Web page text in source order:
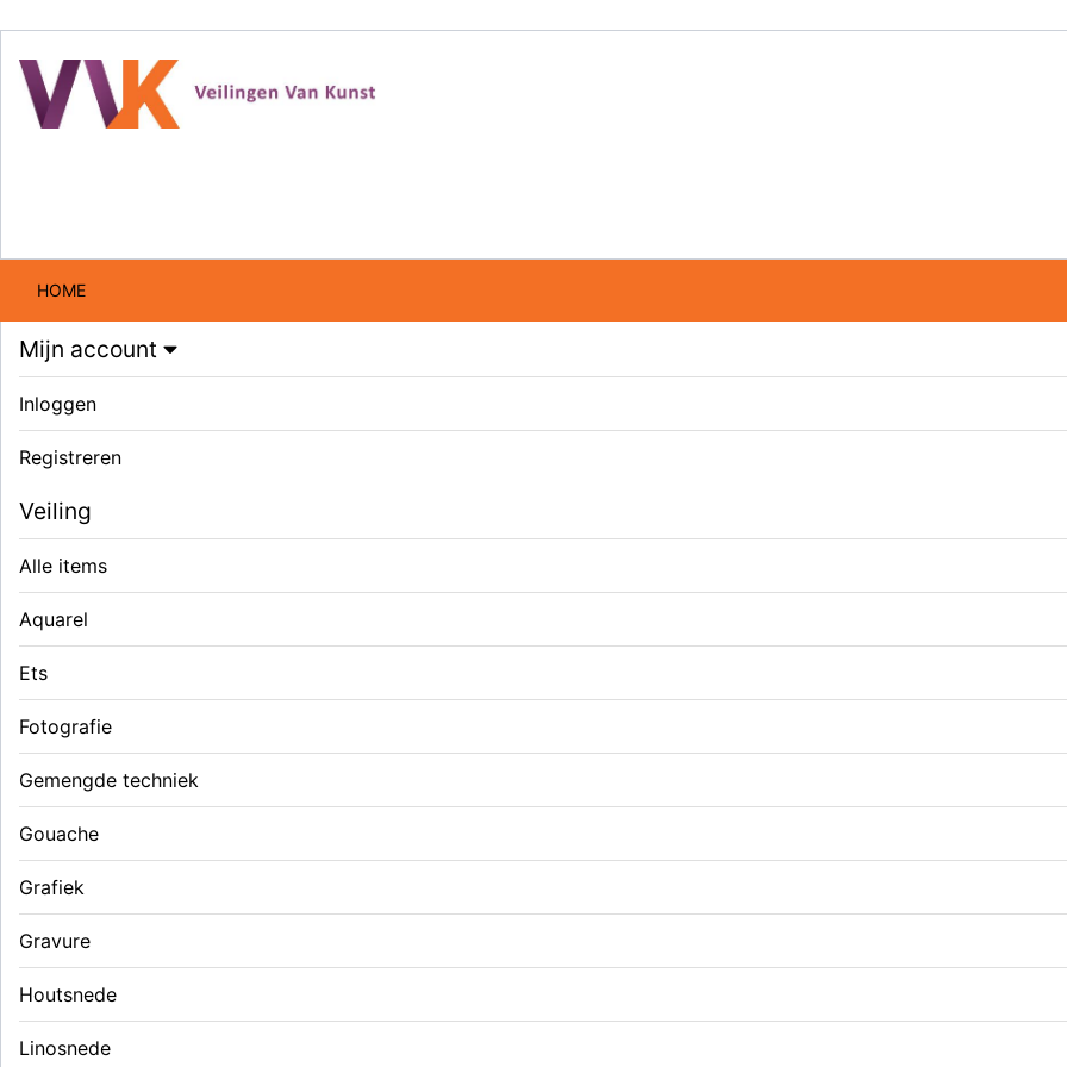
HOME
Mijn account
Inloggen
Registreren
Veiling
Alle items
Aquarel
Ets
Fotografie
Gemengde techniek
Gouache
Grafiek
Gravure
Houtsnede
Linosnede